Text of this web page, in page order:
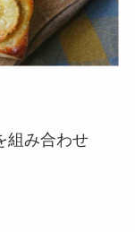
組み合わせ